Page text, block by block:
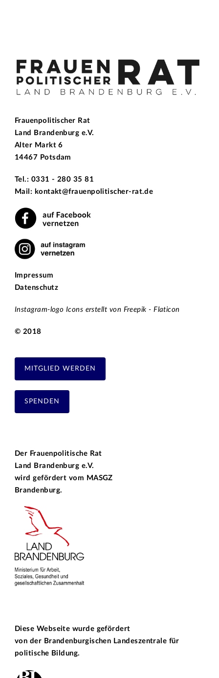
Frauenpolitischer Rat
Land Brandenburg e.V.
Alter Markt 6
14467 Potsdam
Tel.: 0331 - 280 35 81
Mail: kontakt@frauenpolitischer-rat.de
Impressum
Datenschutz
Instagram-logo Icons erstellt von Freepik - Flaticon
© 2018
MITGLIED WERDEN
SPENDEN
Der Frauenpolitische Rat
Land Brandenburg e.V.
wird gefördert vom MASGZ
Brandenburg.
Diese Webseite wurde gefördert
von der Brandenburgischen Landeszentrale für
politische Bildung.